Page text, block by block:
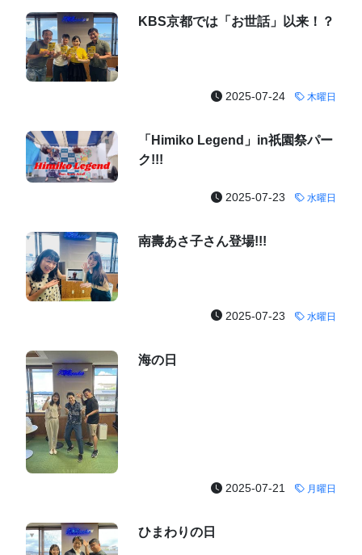
KBS京都では「お世話」以来！？
2025-07-24 木曜日
「Himiko Legend」in祇園祭パー
ク!!!
2025-07-23 水曜日
南壽あさ子さん登場!!!
2025-07-23 水曜日
海の日
2025-07-21 月曜日
ひまわりの日